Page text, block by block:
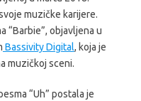
muzičke karijere.
“Barbie”, objavljena u
Bassivity Digital, koja je
muzičkoj sceni.
“Uh” postala je